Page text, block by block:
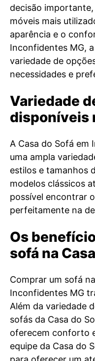
decisão
móveis mais
aparência e o
Inconfidentes MG,
variedade de
necessidades e
Variedade
disponíveis
A Casa do Sofá em
uma ampla
estilos e tamanhos
modelos clássicos
possível encontrar
perfeitamente na
Os
sofá na
Comprar um sofá
Inconfidentes MG
Além da variedade
sofás da Casa do
oferecem conforto
equipe da Casa do